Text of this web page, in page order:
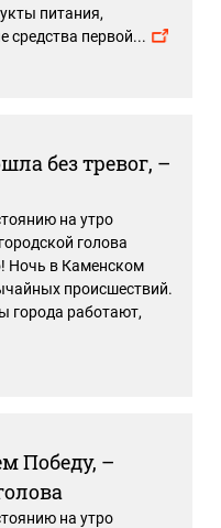
питания,
средства первой...
без тревог, –
на утро
голова
Ночь в Каменском
происшествий.
города работают,
Победу, –
на утро